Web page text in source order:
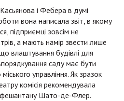
і Фебера в думі
вона написала звіт, в якому
підприємці зовсім не
а мають намір звести лише
влаштування будівлі для
саду має бути
управління. Як зразок
комісія рекомендувала
Шато-де-Флер.